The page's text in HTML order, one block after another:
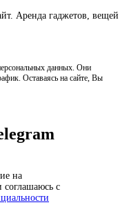
Аренда гаджетов, вещей
данных. Они
Оставаясь на сайте, Вы
на
соглашаюсь с